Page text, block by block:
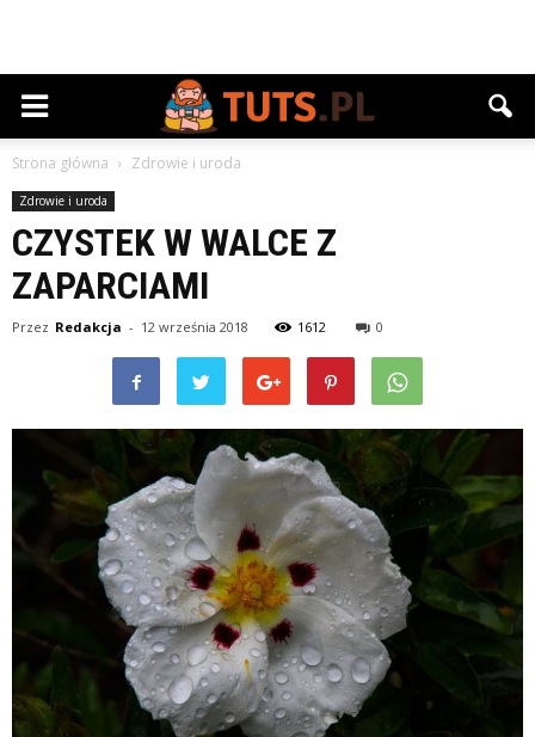
Strona główna Zdrowie i uroda
Zdrowie i uroda
CZYSTEK W WALCE Z
ZAPARCIAMI
Przez Redakcja - 12 września 2018 1612 0